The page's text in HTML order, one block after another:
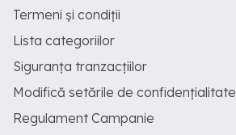
Termeni și condiții
Lista categoriilor
Siguranța tranzacțiilor
Modifică setările de confidențialitate
Regulament Campanie